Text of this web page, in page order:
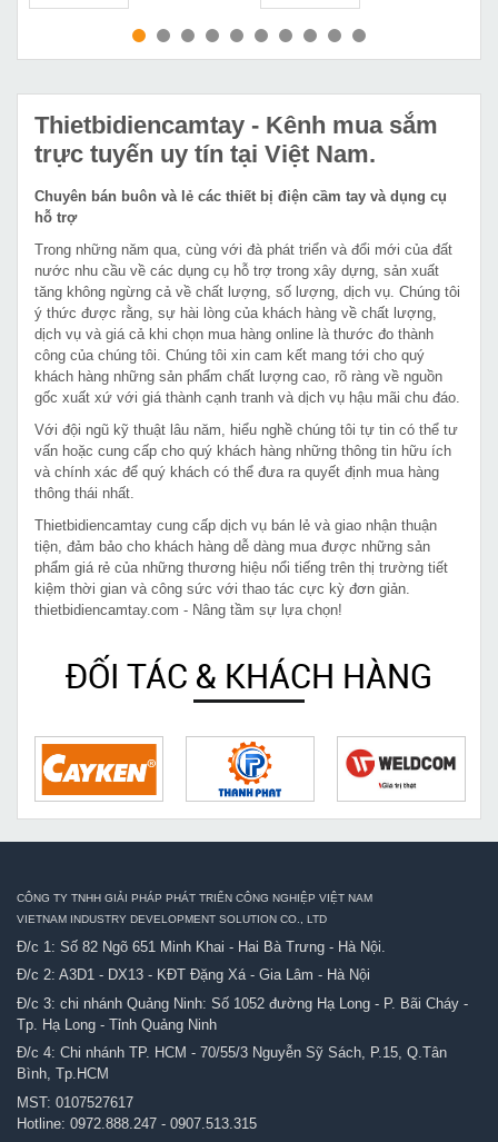
MUA NGAY MUA NGAY
Thietbidiencamtay - Kênh mua sắm
trực tuyến uy tín tại Việt Nam.
Chuyên bán buôn và lẻ các thiết bị điện cầm tay và dụng cụ
hỗ trợ
Trong những năm qua, cùng với đà phát triển và đổi mới của đất
nước nhu cầu về các dụng cụ hỗ trợ trong xây dựng, sản xuất
tăng không ngừng cả về chất lượng, số lượng, dịch vụ. Chúng tôi
ý thức được rằng, sự hài lòng của khách hàng về chất lượng,
dịch vụ và giá cả khi chọn mua hàng online là thước đo thành
công của chúng tôi. Chúng tôi xin cam kết mang tới cho quý
khách hàng những sản phẩm chất lượng cao, rõ ràng về nguồn
gốc xuất xứ với giá thành cạnh tranh và dịch vụ hậu mãi chu đáo.
Với đội ngũ kỹ thuật lâu năm, hiểu nghề chúng tôi tự tin có thể tư
vấn hoặc cung cấp cho quý khách hàng những thông tin hữu ích
và chính xác để quý khách có thể đưa ra quyết định mua hàng
thông thái nhất.
Thietbidiencamtay cung cấp dịch vụ bán lẻ và giao nhận thuận
tiện, đảm bảo cho khách hàng dễ dàng mua được những sản
phẩm giá rẻ của những thương hiệu nổi tiếng trên thị trường tiết
kiệm thời gian và công sức với thao tác cực kỳ đơn giản.
thietbidiencamtay.com - Nâng tầm sự lựa chọn!
ĐỐI TÁC & KHÁCH HÀNG
CÔNG TY TNHH GIẢI PHÁP PHÁT TRIỂN CÔNG NGHIỆP VIỆT NAM
VIETNAM INDUSTRY DEVELOPMENT SOLUTION CO., LTD
Đ/c 1: Số 82 Ngõ 651 Minh Khai - Hai Bà Trưng - Hà Nội.
Đ/c 2: A3D1 - DX13 - KĐT Đặng Xá - Gia Lâm - Hà Nội
Đ/c 3: chi nhánh Quảng Ninh: Số 1052 đường Hạ Long - P. Bãi Cháy -
Tp. Hạ Long - Tỉnh Quảng Ninh
Đ/c 4: Chi nhánh TP. HCM - 70/55/3 Nguyễn Sỹ Sách, P.15, Q.Tân
Bình, Tp.HCM
MST: 0107527617
Hotline: 0972.888.247 - 0907.513.315